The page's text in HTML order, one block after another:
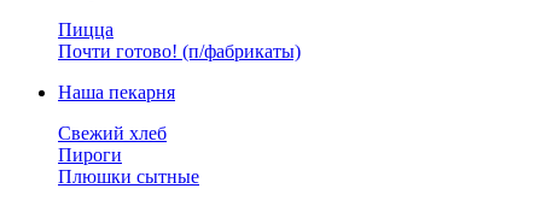
Пицца
Почти готово! (п/фабрикаты)
Наша пекарня
Свежий хлеб
Пироги
Плюшки сытные